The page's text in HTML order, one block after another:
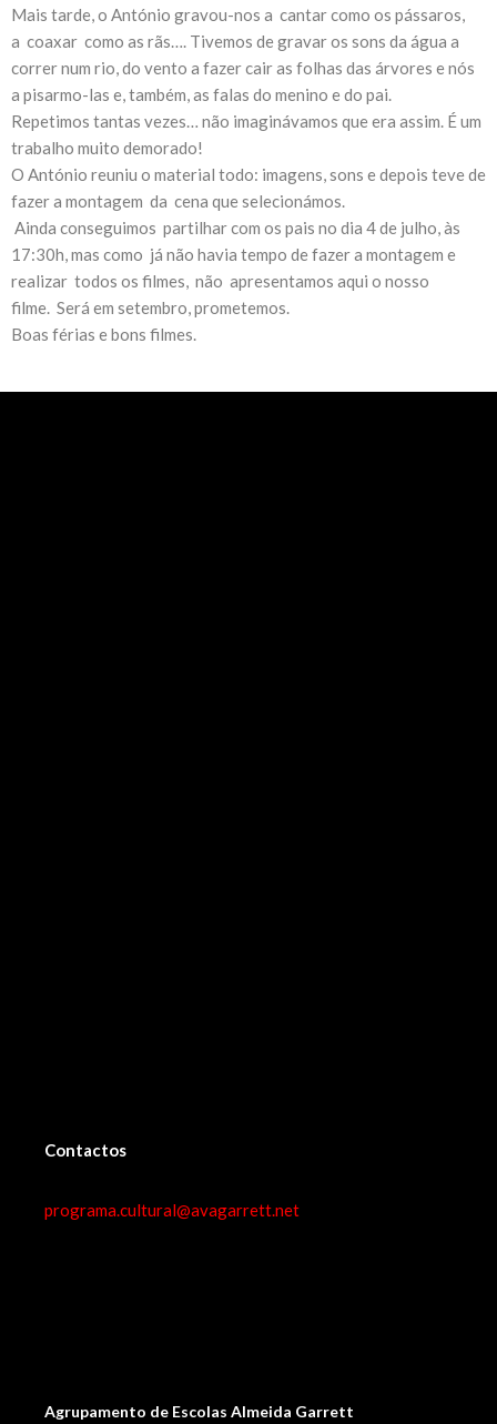
Mais tarde, o António gravou-nos a cantar como os pássaros,
a coaxar como as rãs…. Tivemos de gravar os sons da água a
correr num rio, do vento a fazer cair as folhas das árvores e nós
a pisarmo-las e, também, as falas do menino e do pai.
Repetimos tantas vezes… não imaginávamos que era assim. É um
trabalho muito demorado!
O António reuniu o material todo: imagens, sons e depois teve de
fazer a montagem da cena que selecionámos.
Ainda conseguimos partilhar com os pais no dia 4 de julho, às
17:30h, mas como já não havia tempo de fazer a montagem e
realizar todos os filmes, não apresentamos aqui o nosso
filme. Será em setembro, prometemos.
Boas férias e bons filmes.
Contactos
programa.cultural@avagarrett.net
Agrupamento de Escolas Almeida Garrett